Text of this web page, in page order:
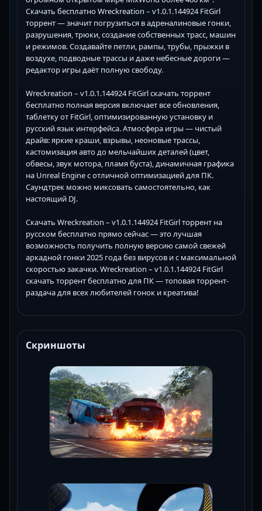
Скачать бесплатно Wreckreation – v1.0.1.144924 FitGirl
торрент — значит погрузиться в адреналиновые гонки,
разрушения, трюки, создание собственных трасс, машин
и режимов. Создавайте петли, рампы, трубы, прыжки в
воздухе, подводные трассы и даже небесные дороги —
редактор игры даёт полную свободу.
Wreckreation – v1.0.1.144924 FitGirl скачать торрент
бесплатно полная версия включает все обновления,
таблетку от FitGirl, оптимизированную установку и
русский язык интерфейса. Атмосфера игры — чистый
драйв: яркие краши, взрывы, неоновые трассы,
кастомизация авто до мельчайших деталей (цвет,
обвесы, звук мотора, пламя буста), динамичная графика
на Unreal Engine с отличной оптимизацией для ПК.
Саундтрек можно миксовать самостоятельно, как
настоящий DJ.
Скачать Wreckreation – v1.0.1.144924 FitGirl торрент на
русском бесплатно прямо сейчас — это лучшая
возможность получить полную версию самой свежей
аркадной гонки 2025 года без вирусов и с максимальной
скоростью закачки. Wreckreation – v1.0.1.144924 FitGirl
скачать торрент бесплатно для ПК — топовая торрент-
раздача для всех любителей гонок и креатива!
Скриншоты